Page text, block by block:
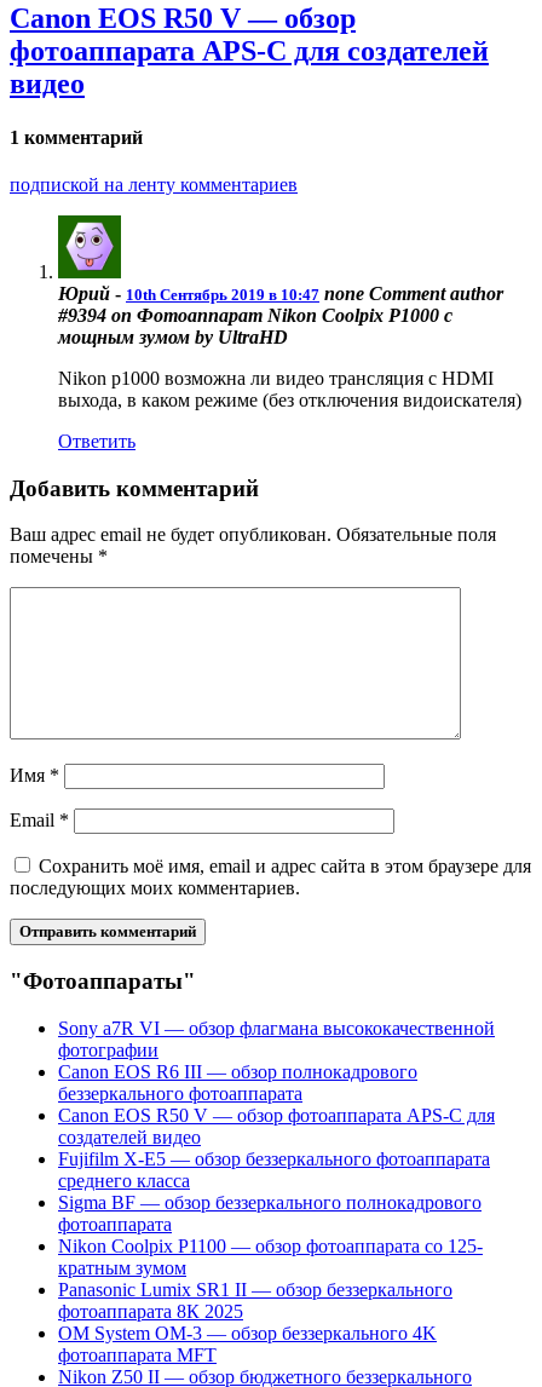
Canon EOS R50 V — обзор
фотоаппарата APS-C для создателей
видео
1 комментарий
подпиской на ленту комментариев
Юрий - 10th Сентябрь 2019 в 10:47 none Comment author
#9394 on Фотоаппарат Nikon Coolpix P1000 с
мощным зумом by UltraHD
Nikon p1000 возможна ли видео трансляция с HDMI
выхода, в каком режиме (без отключения видоискателя)
Ответить
Добавить комментарий
Ваш адрес email не будет опубликован. Обязательные поля
помечены *
Имя *
Email *
Сохранить моё имя, email и адрес сайта в этом браузере для
последующих моих комментариев.
"Фотоаппараты"
Sony a7R VI — обзор флагмана высококачественной
фотографии
Canon EOS R6 III — обзор полнокадрового
беззеркального фотоаппарата
Canon EOS R50 V — обзор фотоаппарата APS-C для
создателей видео
Fujifilm X-E5 — обзор беззеркального фотоаппарата
среднего класса
Sigma BF — обзор беззеркального полнокадрового
фотоаппарата
Nikon Coolpix P1100 — обзор фотоаппарата со 125-
кратным зумом
Panasonic Lumix SR1 II — обзор беззеркального
фотоаппарата 8К 2025
OM System OM-3 — обзор беззеркального 4K
фотоаппарата MFT
Nikon Z50 II — обзор бюджетного беззеркального